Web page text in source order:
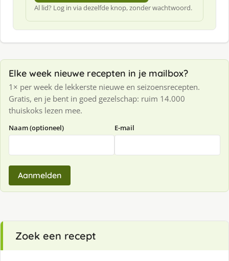
Al lid? Log in via dezelfde knop, zonder wachtwoord.
Elke week nieuwe recepten in je mailbox?
1× per week de lekkerste nieuwe en seizoensrecepten.
Gratis, en je bent in goed gezelschap: ruim 14.000
thuiskoks lezen mee.
Naam (optioneel) E-mail
Aanmelden
Zoek een recept